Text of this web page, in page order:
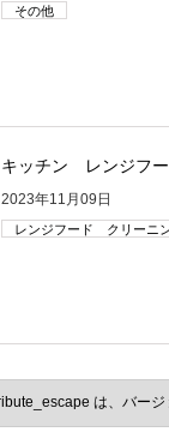
その他
キッチン レンジフ
2023年11月09日
レンジフード クリーニ